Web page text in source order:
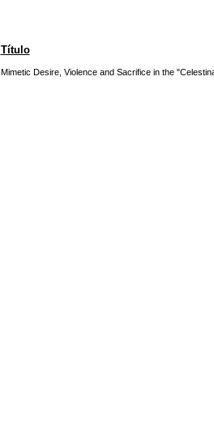
Título
Mimetic Desire, Violence and Sacrifice in the